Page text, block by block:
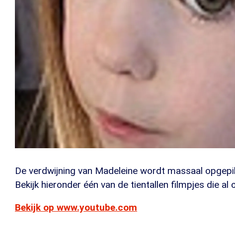
De verdwijning van Madeleine wordt massaal
Bekijk hieronder één van de tientallen filmpjes die al
Bekijk op www.youtube.com